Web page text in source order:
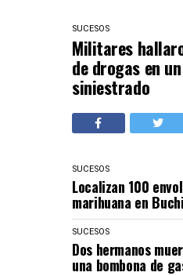
SUCESOS
Militares
de drogas en
siniestrado
SUCESOS
Localizan 100
marihuana en
SUCESOS
Dos hermanos
una bombona de